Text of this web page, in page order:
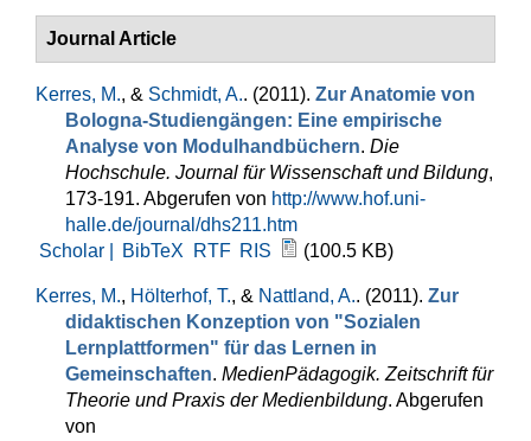
Journal Article
Kerres, M., & Schmidt, A.. (2011). Zur Anatomie von
Bologna-Studiengängen: Eine empirische
Analyse von Modulhandbüchern. Die
Hochschule. Journal für Wissenschaft und Bildung,
173-191. Abgerufen von http://www.hof.uni-
halle.de/journal/dhs211.htm
Scholar |
BibTeX RTF RIS (100.5 KB)
Kerres, M., Hölterhof, T., & Nattland, A.. (2011). Zur
didaktischen Konzeption von "Sozialen
Lernplattformen" für das Lernen in
Gemeinschaften. MedienPädagogik. Zeitschrift für
Theorie und Praxis der Medienbildung. Abgerufen
von